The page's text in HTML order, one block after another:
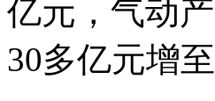
亿元，气动
30多亿元增至